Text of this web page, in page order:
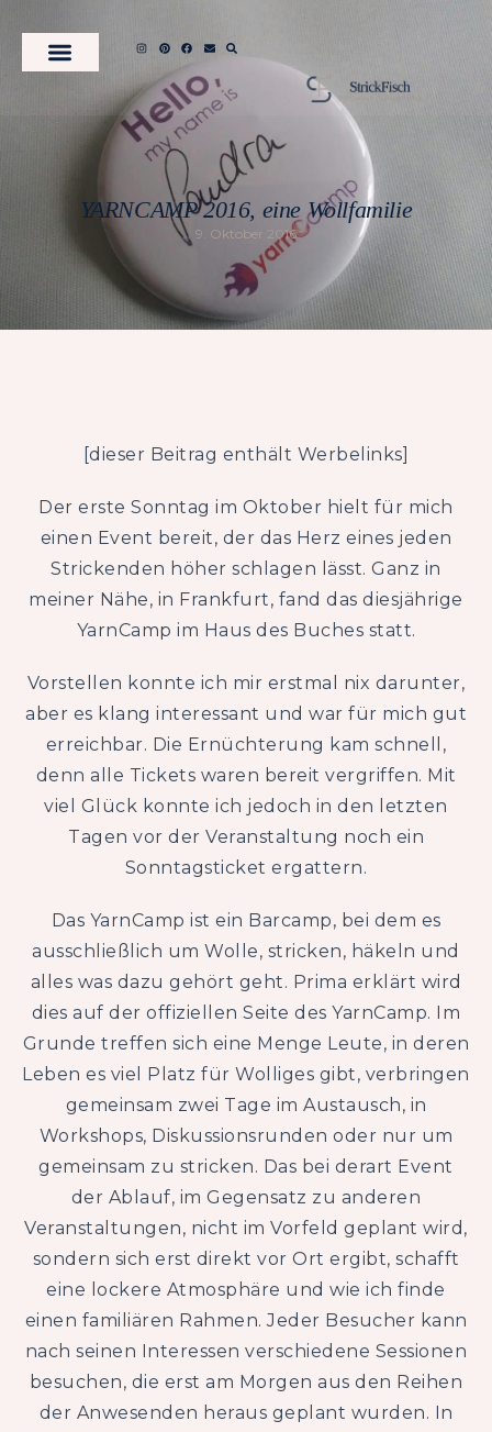
YARNCAMP 2016, eine Wollfamilie
9. Oktober 2016
[dieser Beitrag enthält Werbelinks]
Der erste Sonntag im Oktober hielt für mich
einen Event bereit, der das Herz eines jeden
Strickenden höher schlagen lässt. Ganz in
meiner Nähe, in Frankfurt, fand das diesjährige
YarnCamp im Haus des Buches statt.
Vorstellen konnte ich mir erstmal nix darunter,
aber es klang interessant und war für mich gut
erreichbar. Die Ernüchterung kam schnell,
denn alle Tickets waren bereit vergriffen. Mit
viel Glück konnte ich jedoch in den letzten
Tagen vor der Veranstaltung noch ein
Sonntagsticket ergattern.
Das YarnCamp ist ein Barcamp, bei dem es
ausschließlich um Wolle, stricken, häkeln und
alles was dazu gehört geht. Prima erklärt wird
dies auf der offiziellen Seite des YarnCamp. Im
Grunde treffen sich eine Menge Leute, in deren
Leben es viel Platz für Wolliges gibt, verbringen
gemeinsam zwei Tage im Austausch, in
Workshops, Diskussionsrunden oder nur um
gemeinsam zu stricken. Das bei derart Event
der Ablauf, im Gegensatz zu anderen
Veranstaltungen, nicht im Vorfeld geplant wird,
sondern sich erst direkt vor Ort ergibt, schafft
eine lockere Atmosphäre und wie ich finde
einen familiären Rahmen. Jeder Besucher kann
nach seinen Interessen verschiedene Sessionen
besuchen, die erst am Morgen aus den Reihen
der Anwesenden heraus geplant wurden. In